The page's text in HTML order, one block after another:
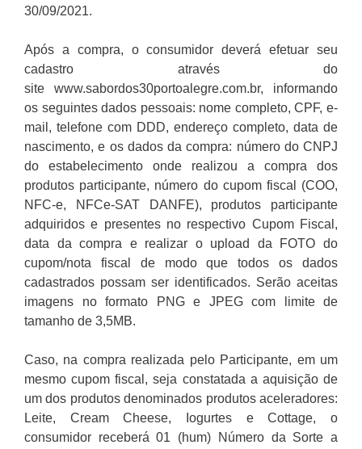
30/09/2021.
Após a compra, o consumidor deverá efetuar seu
cadastro através do
site www.sabordos30portoalegre.com.br, informando
os seguintes dados pessoais: nome completo, CPF, e-
mail, telefone com DDD, endereço completo, data de
nascimento, e os dados da compra: número do CNPJ
do estabelecimento onde realizou a compra dos
produtos participante, número do cupom fiscal (COO,
NFC-e, NFCe-SAT DANFE), produtos participante
adquiridos e presentes no respectivo Cupom Fiscal,
data da compra e realizar o upload da FOTO do
cupom/nota fiscal de modo que todos os dados
cadastrados possam ser identificados. Serão aceitas
imagens no formato PNG e JPEG com limite de
tamanho de 3,5MB.
Caso, na compra realizada pelo Participante, em um
mesmo cupom fiscal, seja constatada a aquisição de
um dos produtos denominados produtos aceleradores:
Leite, Cream Cheese, Iogurtes e Cottage, o
consumidor receberá 01 (hum) Número da Sorte a